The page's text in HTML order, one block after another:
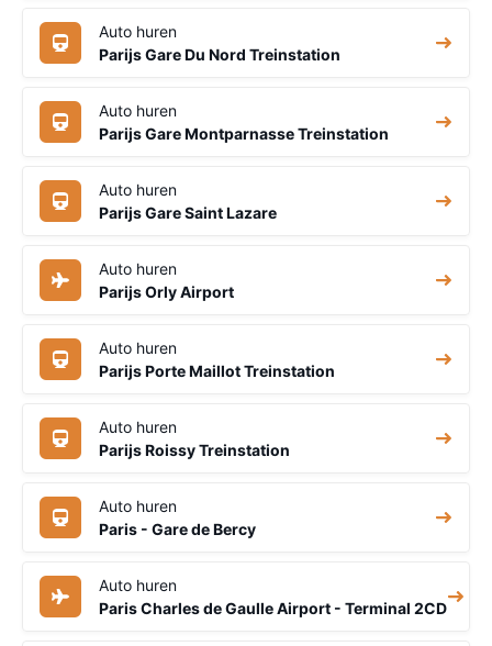
Auto huren
Parijs Gare Du Nord Treinstation
Auto huren
Parijs Gare Montparnasse Treinstation
Auto huren
Parijs Gare Saint Lazare
Auto huren
Parijs Orly Airport
Auto huren
Parijs Porte Maillot Treinstation
Auto huren
Parijs Roissy Treinstation
Auto huren
Paris - Gare de Bercy
Auto huren
Paris Charles de Gaulle Airport - Terminal 2CD